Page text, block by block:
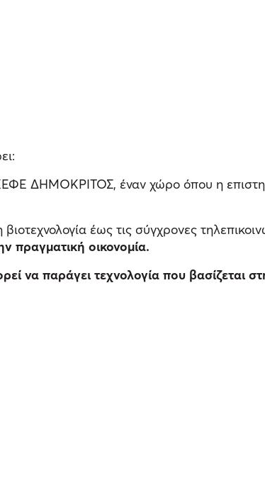
ΔΗΜΟΚΡΙΤΟΣ, έναν χώρο όπου η
έως τις σύγχρονες
πραγματική οικονομία.
να παράγει τεχνολογία που βασίζεται